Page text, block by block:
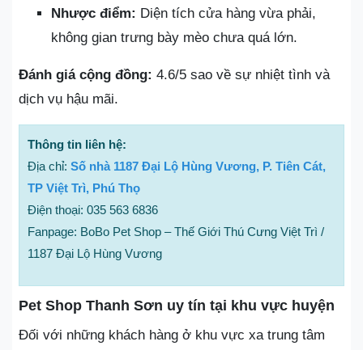
Nhược điểm: Diện tích cửa hàng vừa phải,
không gian trưng bày mèo chưa quá lớn.
Đánh giá cộng đồng: 4.6/5 sao về sự nhiệt tình và
dịch vụ hậu mãi.
Thông tin liên hệ:
Địa chỉ: Số nhà 1187 Đại Lộ Hùng Vương, P. Tiên Cát,
TP Việt Trì, Phú Thọ
Điện thoại: 035 563 6836
Fanpage: BoBo Pet Shop – Thế Giới Thú Cưng Việt Trì /
1187 Đại Lộ Hùng Vương
Pet Shop Thanh Sơn uy tín tại khu vực huyện
Đối với những khách hàng ở khu vực xa trung tâm